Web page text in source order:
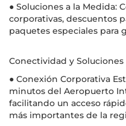
● Soluciones a la Medida:
corporativas, descuentos
paquetes especiales para
Conectividad y
● Conexión Corporativa
minutos del Aeropuerto
facilitando un acceso
más importantes de la